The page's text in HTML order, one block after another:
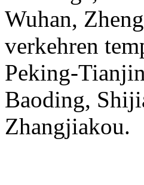
Wuhan,
verkehren
Peking-
Baoding,
Zhangjiakou.